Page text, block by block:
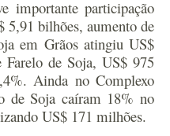
importante participação
5,91 bilhões, aumento de
em Grãos atingiu US$
de Soja, US$ 975
Ainda no Complexo
de Soja caíram 18% no
US$ 171 milhões.